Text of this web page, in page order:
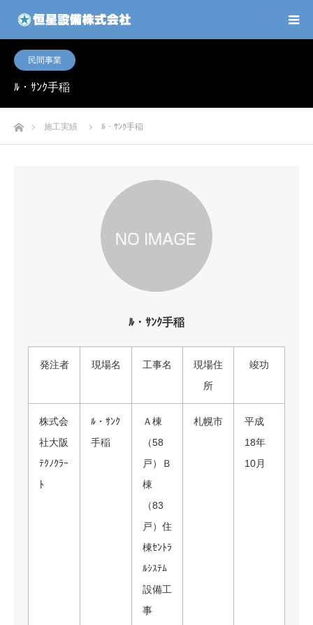
民間事業
ﾙ・ｻﾝｸ手稲
ホーム施工実績 ﾙ・ｻﾝｸ手稲
ﾙ・ｻﾝｸ手稲
発注者 現場名 工事名
現場住
所
竣功
株式会
社大阪
ﾃｸﾉｸﾗｰ
ﾄ
ﾙ・ｻﾝｸ
手稲
Ａ棟
（58
戸）Ｂ
棟
（83
戸）住
棟ｾﾝﾄﾗ
ﾙｼｽﾃﾑ
設備工
事
札幌市
平成
18年
10月